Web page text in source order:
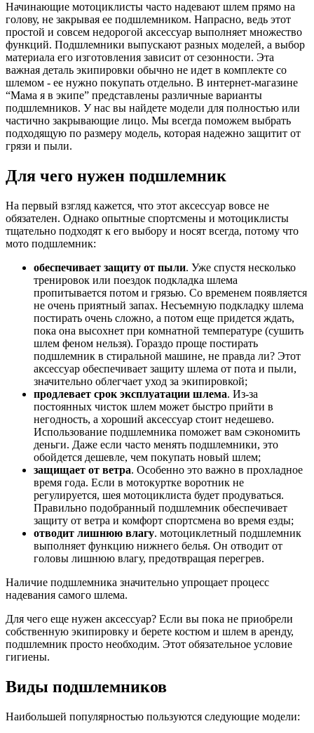
Начинающие мотоциклисты часто надевают шлем прямо на
голову, не закрывая ее подшлемником. Напрасно, ведь этот
простой и совсем недорогой аксессуар выполняет множество
функций. Подшлемники выпускают разных моделей, а выбор
материала его изготовления зависит от сезонности. Эта
важная деталь экипировки обычно не идет в комплекте со
шлемом - ее нужно покупать отдельно. В интернет-магазине
“Мама я в экипе” представлены различные варианты
подшлемников. У нас вы найдете модели для полностью или
частично закрывающие лицо. Мы всегда поможем выбрать
подходящую по размеру модель, которая надежно защитит от
грязи и пыли.
Для чего нужен подшлемник
На первый взгляд кажется, что этот аксессуар вовсе не
обязателен. Однако опытные спортсмены и мотоциклисты
тщательно подходят к его выбору и носят всегда, потому что
мото подшлемник:
обеспечивает защиту от пыли. Уже спустя несколько
тренировок или поездок подкладка шлема
пропитывается потом и грязью. Со временем появляется
не очень приятный запах. Несъемную подкладку шлема
постирать очень сложно, а потом еще придется ждать,
пока она высохнет при комнатной температуре (сушить
шлем феном нельзя). Гораздо проще постирать
подшлемник в стиральной машине, не правда ли? Этот
аксессуар обеспечивает защиту шлема от пота и пыли,
значительно облегчает уход за экипировкой;
продлевает срок эксплуатации шлема. Из-за
постоянных чисток шлем может быстро прийти в
негодность, а хороший аксессуар стоит недешево.
Использование подшлемника поможет вам сэкономить
деньги. Даже если часто менять подшлемники, это
обойдется дешевле, чем покупать новый шлем;
защищает от ветра. Особенно это важно в прохладное
время года. Если в мотокуртке воротник не
регулируется, шея мотоциклиста будет продуваться.
Правильно подобранный подшлемник обеспечивает
защиту от ветра и комфорт спортсмена во время езды;
отводит лишнюю влагу. мотоциклетный подшлемник
выполняет функцию нижнего белья. Он отводит от
головы лишнюю влагу, предотвращая перегрев.
Наличие подшлемника значительно упрощает процесс
надевания самого шлема.
Для чего еще нужен аксессуар? Если вы пока не приобрели
собственную экипировку и берете костюм и шлем в аренду,
подшлемник просто необходим. Этот обязательное условие
гигиены.
Виды подшлемников
Наибольшей популярностью пользуются следующие модели: